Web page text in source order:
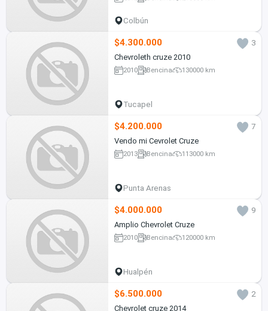
Colbún
$4.300.000
3
Chevroleth cruze 2010
2010 Bencina 130000 km
Tucapel
$4.200.000
7
Vendo mi Cevrolet Cruze
2013 Bencina 113000 km
Punta Arenas
$4.000.000
9
Amplio Chevrolet Cruze
2010 Bencina 120000 km
Hualpén
$6.500.000
2
Chevrolet cruze 2014